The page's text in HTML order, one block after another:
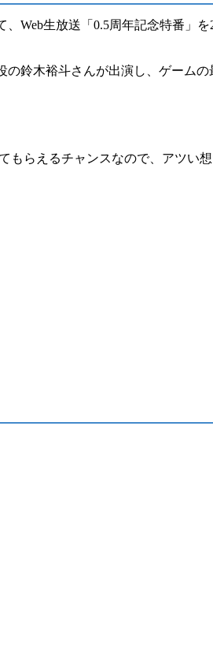
、Web生放送「0.5周年記念特番」を
の鈴木裕斗さんが出演し、ゲームの
もらえるチャンスなので、アツい